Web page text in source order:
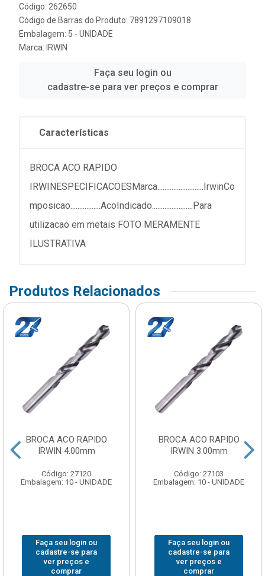
Código: 262650
Código de Barras do Produto: 7891297109018
Embalagem: 5 - UNIDADE
Marca: IRWIN
Faça seu login ou
cadastre-se para ver preços e comprar
Características
BROCA ACO RAPIDO
IRWINESPECIFICACOESMarca..........................IrwinCo
mposicao.................AcoIndicado.......................Para
utilizacao em metais FOTO MERAMENTE
ILUSTRATIVA
Produtos Relacionados
BROCA ACO RAPIDO
IRWIN 4.00mm
Código: 27120
Embalagem: 10 - UNIDADE
Faça seu login ou
cadastre-se para
ver preços e
comprar
BROCA ACO RAPIDO
IRWIN 3.00mm
Código: 27103
Embalagem: 10 - UNIDADE
Faça seu login ou
cadastre-se para
ver preços e
comprar